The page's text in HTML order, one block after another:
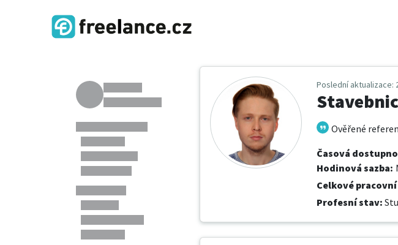
Poslední aktualizace:
Ověřené
Časová
Hodinová sazba:
Celkové
Profesní stav: